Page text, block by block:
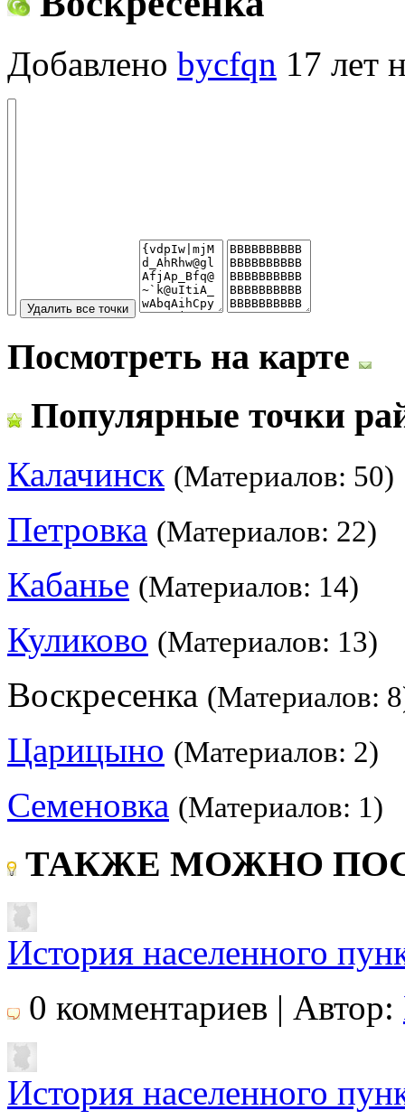
Добавлено bycfqn 17 лет
Посмотреть на карте
Популярные точки
Калачинск (Материалов: 50)
Петровка (Материалов: 22)
Кабанье (Материалов: 14)
Куликово (Материалов: 13)
Воскресенка (Материалов:
Царицыно (Материалов: 2)
Семеновка (Материалов: 1)
ТАКЖЕ МОЖНО
История населенного
0 комментариев | Автор:
История населенного